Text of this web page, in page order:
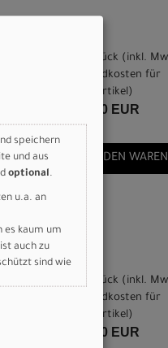
pro Stück (inkl.
Versandkosten für
Grossartikel )
749,00 EUR
IN DEN
pro Stück (inkl.
Versandkosten für
Grossartikel )
749,00 EUR
speichern
und aus
optional.
u.a. an
es kaum um
auch zu
sind wie